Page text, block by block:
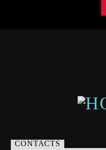
CONTACTS